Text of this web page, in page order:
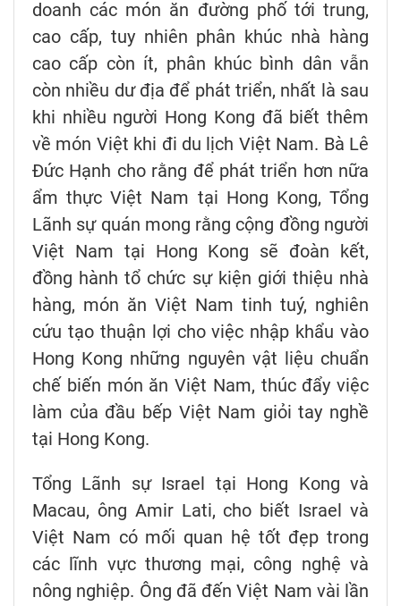
doanh các món ăn đường phố tới trung,
cao cấp, tuy nhiên phân khúc nhà hàng
cao cấp còn ít, phân khúc bình dân vẫn
còn nhiều dư địa để phát triển, nhất là sau
khi nhiều người Hong Kong đã biết thêm
về món Việt khi đi du lịch Việt Nam. Bà Lê
Đức Hạnh cho rằng để phát triển hơn nữa
ẩm thực Việt Nam tại Hong Kong, Tổng
Lãnh sự quán mong rằng cộng đồng người
Việt Nam tại Hong Kong sẽ đoàn kết,
đồng hành tổ chức sự kiện giới thiệu nhà
hàng, món ăn Việt Nam tinh tuý, nghiên
cứu tạo thuận lợi cho việc nhập khẩu vào
Hong Kong những nguyên vật liệu chuẩn
chế biến món ăn Việt Nam, thúc đẩy việc
làm của đầu bếp Việt Nam giỏi tay nghề
tại Hong Kong.
Tổng Lãnh sự Israel tại Hong Kong và
Macau, ông Amir Lati, cho biết Israel và
Việt Nam có mối quan hệ tốt đẹp trong
các lĩnh vực thương mại, công nghệ và
nông nghiệp. Ông đã đến Việt Nam vài lần